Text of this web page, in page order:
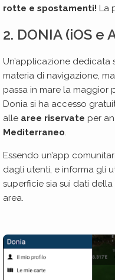
rotte e spostamenti! La
2. DONIA (iOS e
Un’applicazione dedicata
materia di navigazione,
passa in mare la maggior
Donia si ha accesso
alle aree riservate per
Mediterraneo
Essendo un’app
dagli utenti, e informa gli
superficie sia sui dati
area.